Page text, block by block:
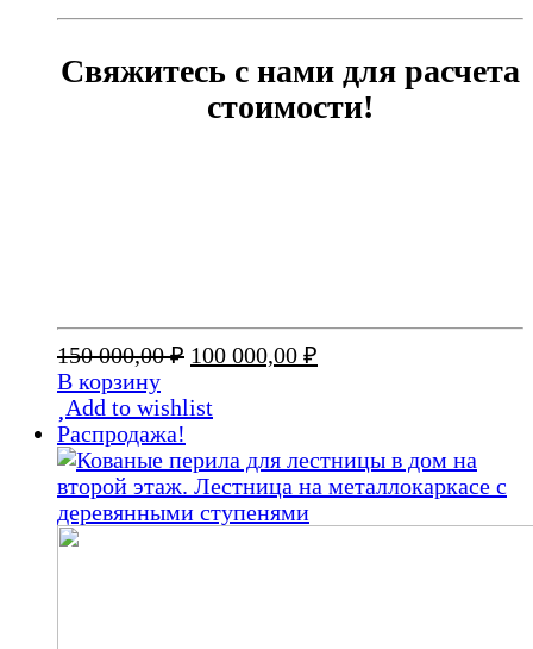
Свяжитесь с нами для расчета
стоимости!
150 000,00₽ Первоначальная
составляла
000,00 ₽.
100 000,00 ₽
В корзину
Add to wishlist
Распродажа!